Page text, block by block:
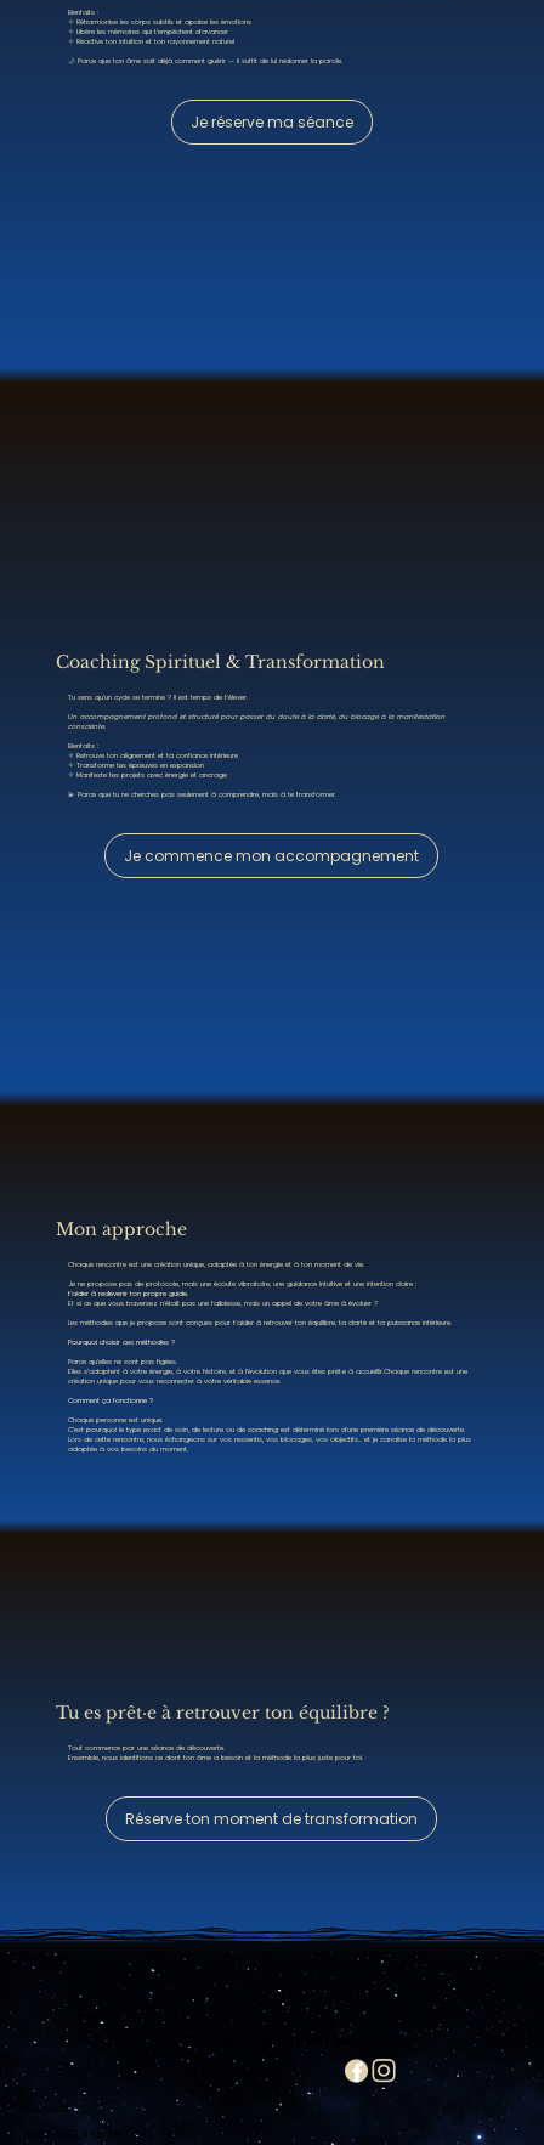
Bienfaits :
✧ Réharmonise les corps subtils et apaise les émotions
✧ Libère les mémoires qui t’empêchent d’avancer
✧ Réactive ton intuition et ton rayonnement naturel
🌙 Parce que ton âme sait déjà comment guérir — il suffit de lui redonner la parole.
Je réserve ma séance
Coaching Spirituel & Transformation
Tu sens qu’un cycle se termine ? Il est temps de t’élever.
Un accompagnement profond et structuré pour passer du doute à la clarté, du blocage à la manifestation
consciente.
Bienfaits :
✧ Retrouve ton alignement et ta confiance intérieure
✧ Transforme tes épreuves en expansion
✧ Manifeste tes projets avec énergie et ancrage
💫 Parce que tu ne cherches pas seulement à comprendre, mais à te transformer.
Je commence mon accompagnement
Mon approche
Chaque rencontre est une création unique, adaptée à ton énergie et à ton moment de vie.
Je ne propose pas de protocole, mais une écoute vibratoire, une guidance intuitive et une intention claire :
t’aider à redevenir ton propre guide.
Et si ce que vous traversez n’était pas une faiblesse, mais un appel de votre âme à évoluer ?
Les méthodes que je propose sont conçues pour t’aider à retrouver ton équilibre, ta clarté et ta puissance intérieure.
Pourquoi choisir ces méthodes ?
Parce qu’elles ne sont pas figées.
Elles s’adaptent à votre énergie, à votre histoire, et à l’évolution que vous êtes prêt·e à accueillir.Chaque rencontre est une
création unique pour vous reconnecter à votre véritable essence.
Comment ça fonctionne ?
Chaque personne est unique.
C’est pourquoi le type exact de soin, de lecture ou de coaching est déterminé lors d’une première séance de découverte.
Lors de cette rencontre, nous échangeons sur vos ressentis, vos blocages, vos objectifs… et je canalise la méthode la plus
adaptée à vos besoins du moment.
Tu es prêt·e à retrouver ton équilibre ?
Tout commence par une séance de découverte.
Ensemble, nous identifions ce dont ton âme a besoin et la méthode la plus juste pour toi.
Réserve ton moment de transformation
Contato
TM: +351 934 150 241
Consciência Universal